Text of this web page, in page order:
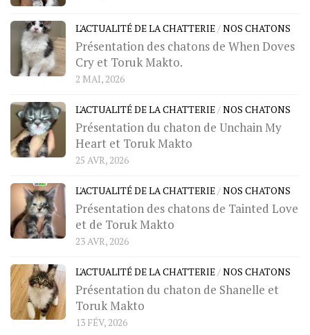
L'ACTUALITÉ DE LA CHATTERIE/NOS CHATONS
Présentation des chatons de When Doves
Cry et Toruk Makto.
2 MAI, 2026
L'ACTUALITÉ DE LA CHATTERIE/NOS CHATONS
Présentation du chaton de Unchain My
Heart et Toruk Makto
25 AVR, 2026
L'ACTUALITÉ DE LA CHATTERIE/NOS CHATONS
Présentation des chatons de Tainted Love
et de Toruk Makto
23 AVR, 2026
L'ACTUALITÉ DE LA CHATTERIE/NOS CHATONS
Présentation du chaton de Shanelle et
Toruk Makto
13 FÉV, 2026